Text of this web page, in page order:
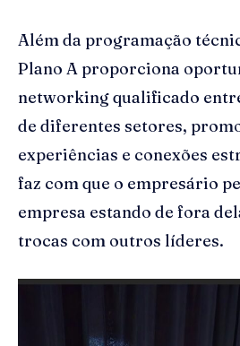
Além da programação
Plano A proporciona
networking qualificado
de diferentes setores,
experiências e conexões
faz com que o empresário
empresa estando de fora
trocas com outros líderes.